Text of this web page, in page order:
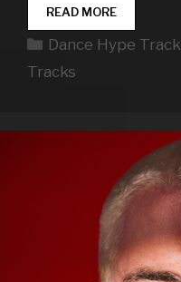
READ MOREDANCE
HYPE
TRACKS
Kategorien
Dance Hype Track
Tracks